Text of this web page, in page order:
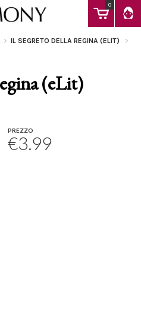
0
IL SEGRETO DELLA REGINA (ELIT)
(eLit)
PREZZO
€3.99